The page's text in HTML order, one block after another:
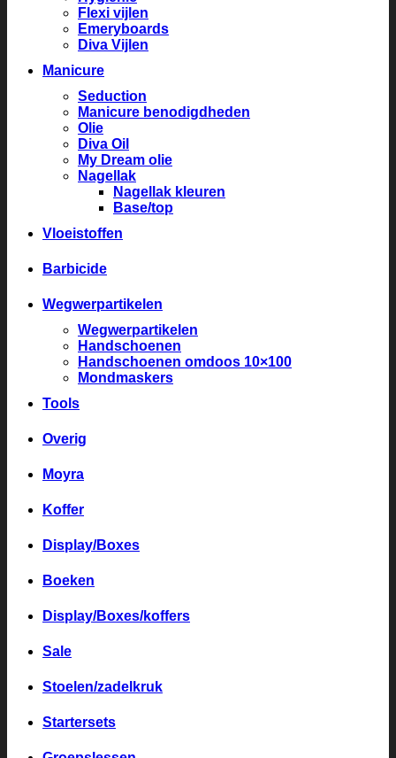
Flexi vijlen
Emeryboards
Diva Vijlen
Manicure
Seduction
Manicure benodigdheden
Olie
Diva Oil
My Dream olie
Nagellak
Nagellak kleuren
Base/top
Vloeistoffen
Barbicide
Wegwerpartikelen
Wegwerpartikelen
Handschoenen
Handschoenen omdoos 10×100
Mondmaskers
Tools
Overig
Moyra
Koffer
Display/Boxes
Boeken
Display/Boxes/koffers
Sale
Stoelen/zadelkruk
Startersets